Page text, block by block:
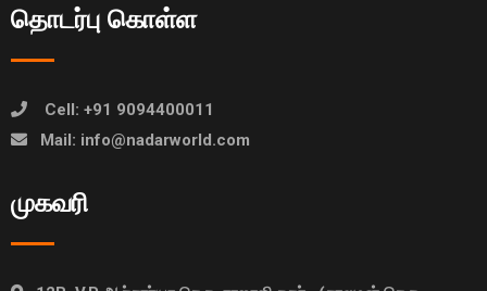
தொடர்பு கொள்ள
Cell: +91 9094400011
Mail: info@nadarworld.com
முகவரி